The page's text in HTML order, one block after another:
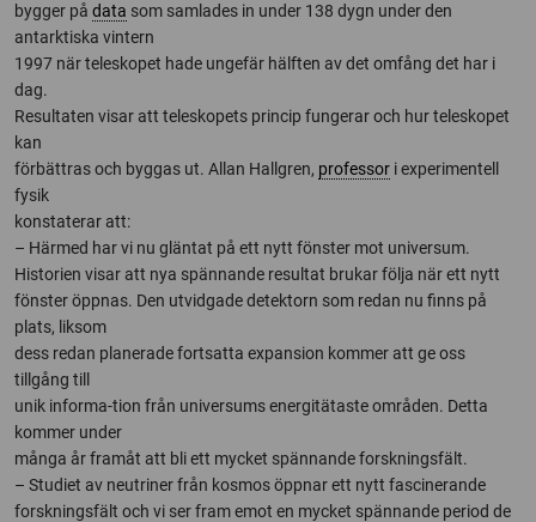
bygger på data som samlades in under 138 dygn under den
antarktiska vintern
1997 när teleskopet hade ungefär hälften av det omfång det har i
dag.
Resultaten visar att teleskopets princip fungerar och hur teleskopet
kan
förbättras och byggas ut. Allan Hallgren, professor i experimentell
fysik
konstaterar att:
– Härmed har vi nu gläntat på ett nytt fönster mot universum.
Historien visar att nya spännande resultat brukar följa när ett nytt
fönster öppnas. Den utvidgade detektorn som redan nu finns på
plats, liksom
dess redan planerade fortsatta expansion kommer att ge oss
tillgång till
unik informa-tion från universums energitätaste områden. Detta
kommer under
många år framåt att bli ett mycket spännande forskningsfält.
– Studiet av neutriner från kosmos öppnar ett nytt fascinerande
forskningsfält och vi ser fram emot en mycket spännande period de